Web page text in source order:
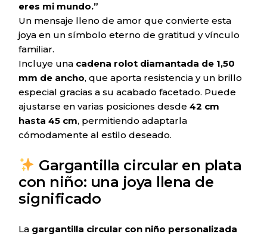
eres mi mundo.”
Un mensaje lleno de amor que convierte esta
joya en un símbolo eterno de gratitud y vínculo
familiar.
Incluye una cadena rolot diamantada de 1,50
mm de ancho, que aporta resistencia y un brillo
especial gracias a su acabado facetado. Puede
ajustarse en varias posiciones desde42 cm
hasta 45 cm, permitiendo adaptarla
cómodamente al estilo deseado.
Gargantilla circular en plata
con niño: una joya llena de
significado
La gargantilla circular con niño personalizada